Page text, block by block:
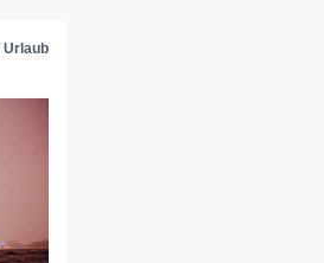
Urlaub